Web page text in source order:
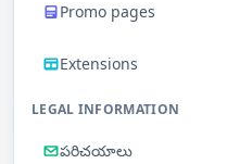
Promo pages
Extensions
LEGAL INFORMATION
పరిచయాలు